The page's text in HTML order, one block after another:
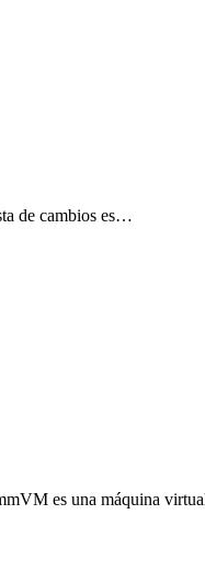
de cambios es…
es una máquina